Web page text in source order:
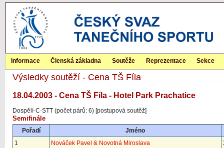
Informace Členská základna Soutěže Reprezentace Sekce
Výsledky soutěží - Cena TŠ Fíla
18.04.2003 - Cena TŠ Fíla - Hotel Park Prachatice
Dospělí-C-STT (počet párů: 6) [postupová soutěž]
Semifinále
Pořadí
Jméno
1
Nováček Pavel & Novotná Miroslava